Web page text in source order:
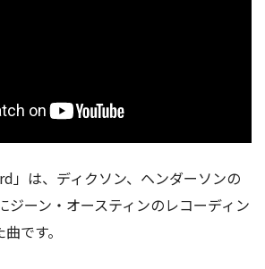
」は、ディクソン、ヘンダーソンの
ジーン・オースティンのレコーディン
です。